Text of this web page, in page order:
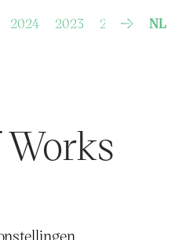
2024 2023 2022 NL